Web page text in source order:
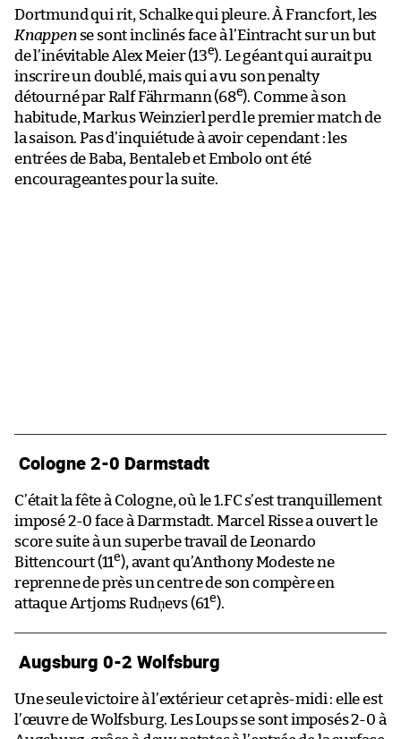
Dortmund qui rit, Schalke qui pleure. À Francfort, les
Knappense sont inclinés face à l’Eintracht sur un but
de l’inévitable Alex Meier (13e). Le géant qui aurait pu
inscrire un doublé, mais qui a vu son penalty
détourné par Ralf Fährmann (68e). Comme à son
habitude, Markus Weinzierl perd le premier match de
la saison. Pas d’inquiétude à avoir cependant : les
entrées de Baba, Bentaleb et Embolo ont été
encourageantes pour la suite.
Cologne 2-0 Darmstadt
C’était la fête à Cologne, où le 1.FC s’est tranquillement
imposé 2-0 face à Darmstadt. Marcel Risse a ouvert le
score suite à un superbe travail de Leonardo
Bittencourt (11e), avant qu’Anthony Modeste ne
reprenne de près un centre de son compère en
attaque Artjoms Rudņevs (61e).
Augsburg 0-2 Wolfsburg
Une seule victoire à l’extérieur cet après-midi : elle est
l’œuvre de Wolfsburg. Les Loups se sont imposés 2-0 à